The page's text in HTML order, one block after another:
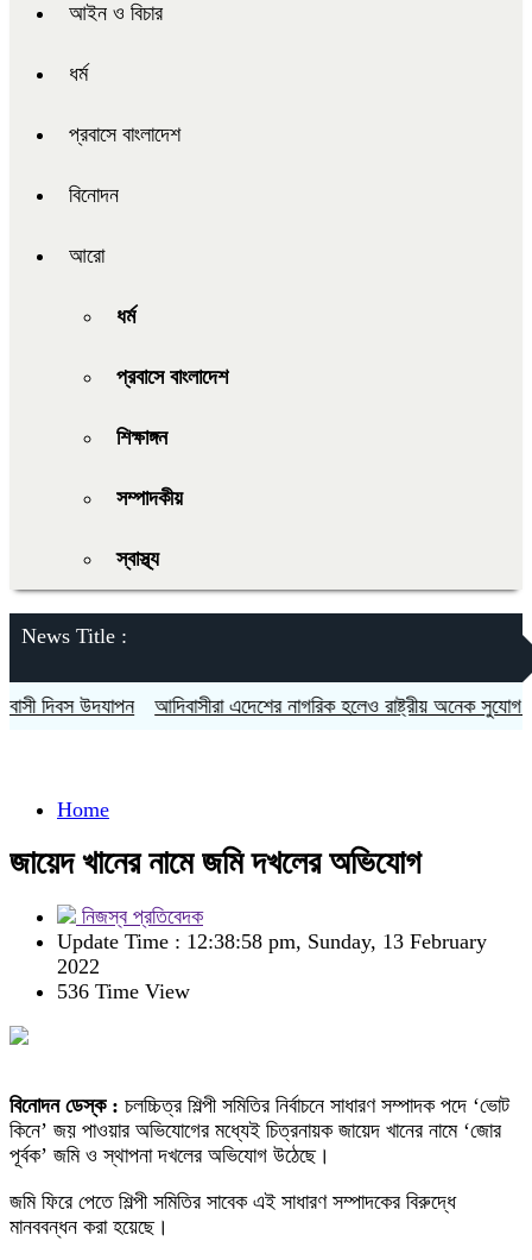
আইন ও বিচার
ধর্ম
প্রবাসে বাংলাদেশ
বিনোদন
আরো
ধর্ম
প্রবাসে বাংলাদেশ
শিক্ষাঙ্গন
সম্পাদকীয়
স্বাস্থ্য
News Title :
দিবস উদযাপন আদিবাসীরা এদেশের নাগরিক হলেও রাষ্ট্রীয় অনেক সুযোগ
Home
জায়েদ খানের নামে জমি দখলের অভিযোগ
নিজস্ব প্রতিবেদক
Update Time : 12:38:58 pm, Sunday, 13 February
2022
536 Time View
বিনোদন ডেস্ক : চলচ্চিত্র শিল্পী সমিতির নির্বাচনে সাধারণ সম্পাদক পদে ‘ভোট
কিনে’ জয় পাওয়ার অভিযোগের মধ্যেই চিত্রনায়ক জায়েদ খানের নামে ‘জোর
পূর্বক’ জমি ও স্থাপনা দখলের অভিযোগ উঠেছে।
জমি ফিরে পেতে শিল্পী সমিতির সাবেক এই সাধারণ সম্পাদকের বিরুদ্ধে
মানববন্ধন করা হয়েছে।